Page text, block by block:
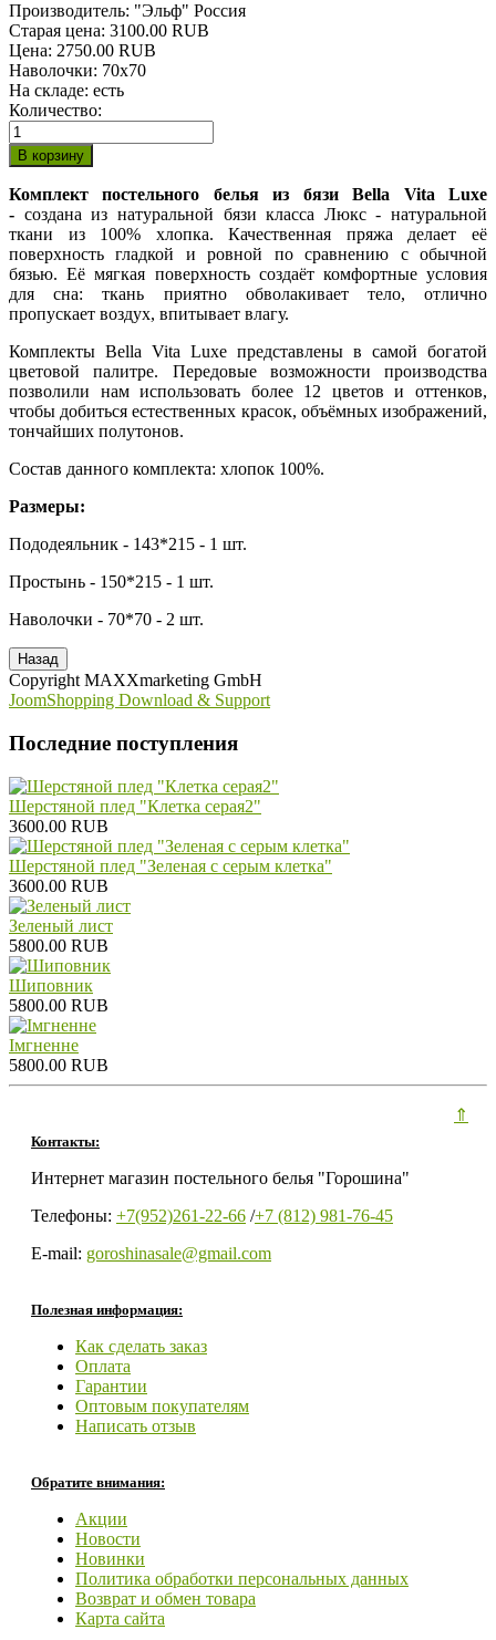
Производитель: "Эльф" Россия
Старая цена: 3100.00 RUB
Цена: 2750.00 RUB
Наволочки: 70х70
На складе: есть
Количество:
Комплект постельного белья из бязи Bella Vita Luxe
- создана из натуральной бязи класса Люкс - натуральной
ткани из 100% хлопка. Качественная пряжа делает её
поверхность гладкой и ровной по сравнению с обычной
бязью. Её мягкая поверхность создаёт комфортные условия
для сна: ткань приятно обволакивает тело, отлично
пропускает воздух, впитывает влагу.
Комплекты Bella Vita Luxe представлены в самой богатой
цветовой палитре. Передовые возможности производства
позволили нам использовать более 12 цветов и оттенков,
чтобы добиться естественных красок, объёмных изображений,
тончайших полутонов.
Состав данного комплекта: хлопок 100%.
Размеры:
Пододеяльник - 143*215 - 1 шт.
Простынь - 150*215 - 1 шт.
Наволочки - 70*70 - 2 шт.
Copyright MAXXmarketing GmbH
JoomShopping Download & Support
Последние поступления
Шерстяной плед "Клетка серая2"
3600.00 RUB
Шерстяной плед "Зеленая с серым клетка"
3600.00 RUB
Зеленый лист
5800.00 RUB
Шиповник
5800.00 RUB
Iмгненне
5800.00 RUB
Контакты:
Интернет магазин постельного белья "Горошина"
Телефоны: +7(952)261-22-66 /+7 (812) 981-76-45
E-mail: goroshinasale@gmail.com
Полезная информация:
Как сделать заказ
Оплата
Гарантии
Оптовым покупателям
Написать отзыв
Обратите внимания:
Акции
Новости
Новинки
Политика обработки персональных данных
Возврат и обмен товара
Карта сайта
⇑